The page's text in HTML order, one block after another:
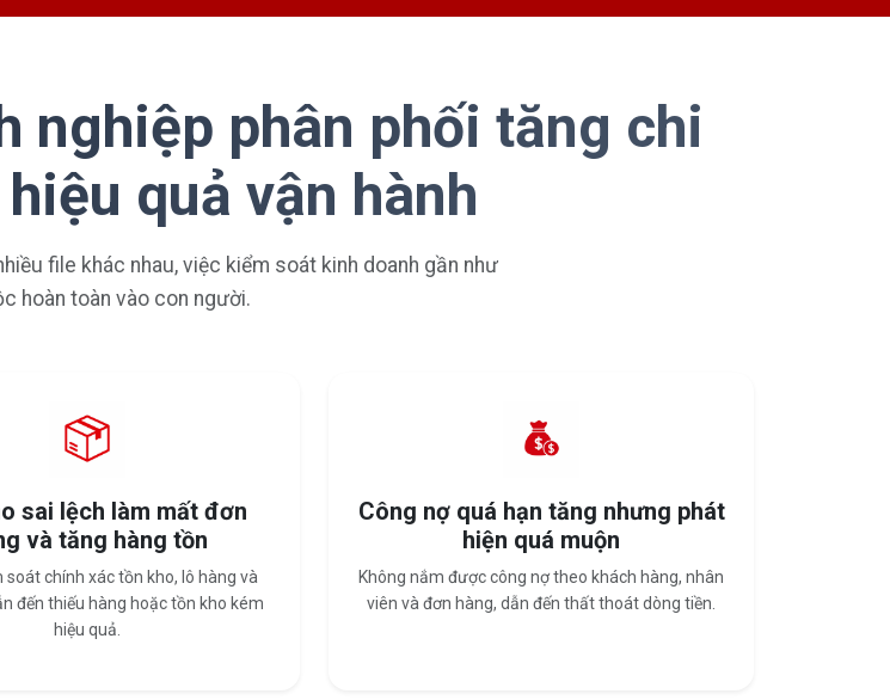
nghiệp phân phối tăng chi
quả vận hành
file khác nhau, việc kiểm soát kinh doanh gần như
hoàn toàn vào con người.
sai lệch làm mất đơn
và tăng hàng tồn
soát chính xác tồn kho, lô hàng và
đến thiếu hàng hoặc tồn kho kém
hiệu quả.
Công nợ quá hạn tăng nhưng phát
hiện quá muộn
Không nắm được công nợ theo khách hàng, nhân
viên và đơn hàng, dẫn đến thất thoát dòng tiền.